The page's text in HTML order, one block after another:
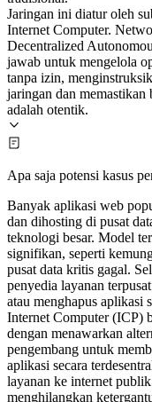
Jaringan ini diatur oleh
Internet Computer.
Decentralized
jawab untuk mengelola
tanpa izin,
jaringan dan memastikan
adalah otentik.
Apa saja potensi kasus
Banyak aplikasi web
dan dihosting di pusat
teknologi besar. Model
signifikan, seperti
pusat data kritis gagal.
penyedia layanan
atau menghapus aplikasi
Internet Computer (ICP)
dengan menawarkan
pengembang untuk
aplikasi secara
layanan ke internet
menghilangkan